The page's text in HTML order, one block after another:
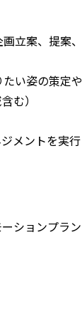
立案、提案
い姿の策
む）
メントを実行
ションプラ